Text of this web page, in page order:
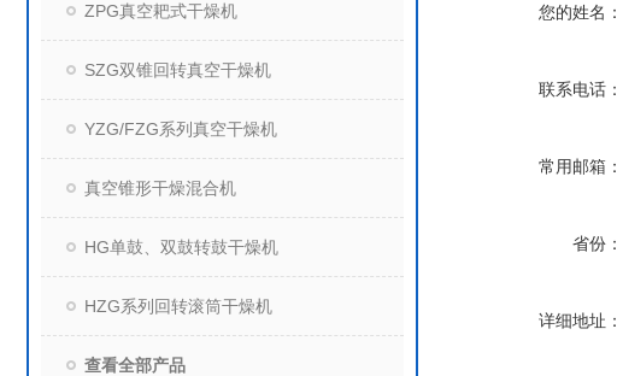
ZPG真空耙式干燥机
SZG双锥回转真空干燥机
YZG/FZG系列真空干燥机
真空锥形干燥混合机
HG单鼓、双鼓转鼓干燥机
HZG系列回转滚筒干燥机
查看全部产品
您的姓名：
联系电话：
常用邮箱：
省份：
详细地址：